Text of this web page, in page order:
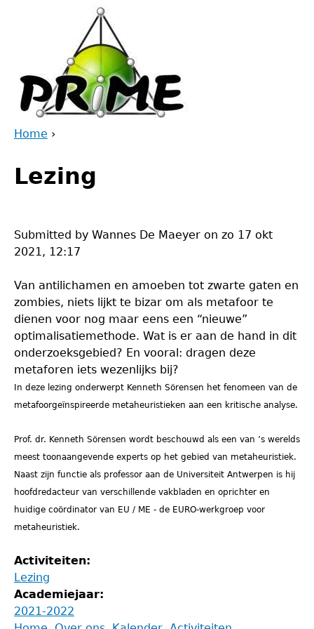
are
Home ›
to
top
Lezing
Submitted by Wannes De Maeyer on zo 17 okt
2021, 12:17
Van antilichamen en amoeben tot zwarte gaten en
zombies, niets lijkt te bizar om als metafoor te
dienen voor nog maar eens een “nieuwe”
optimalisatiemethode. Wat is er aan de hand in dit
onderzoeksgebied? En vooral: dragen deze
metaforen iets wezenlijks bij?
In deze lezing onderwerpt Kenneth Sörensen het fenomeen van de
metafoorgeïnspireerde metaheuristieken aan een kritische analyse.
Prof. dr. Kenneth Sörensen wordt beschouwd als een van ’s werelds
meest toonaangevende experts op het gebied van metaheuristiek.
Naast zijn functie als professor aan de Universiteit Antwerpen is hij
hoofdredacteur van verschillende vakbladen en oprichter en
huidige coördinator van EU / ME - de EURO-werkgroep voor
metaheuristiek.
Activiteiten:
Lezing
Academiejaar:
2021-2022